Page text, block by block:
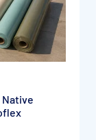
Native